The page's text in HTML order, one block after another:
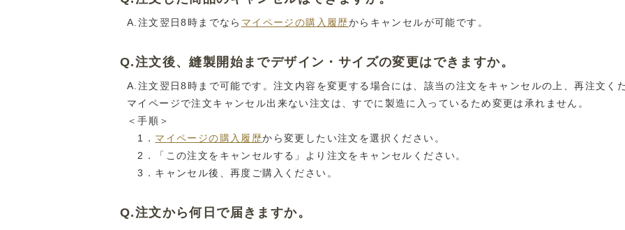
A.注文翌日8時までなら マイページの購入履歴からキャンセルが可能です。
Q.注文後、縫製開始までデザイン・サイズの変更はできますか。
A.注文翌日8時まで可能です。注文内容を変更する場合には、該当の注文をキャンセルの上、再注文く
マイページで注文キャンセル出来ない注文は、すでに製造に入っているため変更は承れません。
＜手順＞
1． マイページの購入履歴から変更したい注文を選択ください。
2．「この注文をキャンセルする」より注文をキャンセルください。
3．キャンセル後、再度ご購入ください。
Q.注文から何日で届きますか。